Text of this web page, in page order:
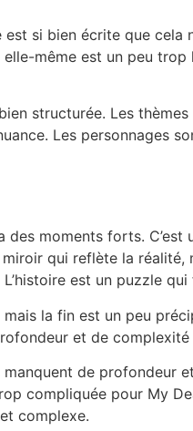
si bien écrite que cela
même est un peu
structurée. Les
Les personnages
des moments forts.
qui reflète la
est un puzzle
la fin est un peu
et de
de
compliquée pour My
complexe.